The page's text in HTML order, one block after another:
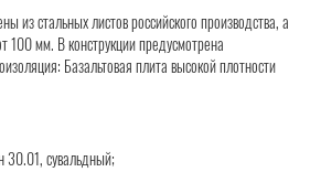
из стальных листов российского производства, а
100 мм. В конструкции предусмотрена
Базальтовая плита высокой плотности
30.01, сувальдный;